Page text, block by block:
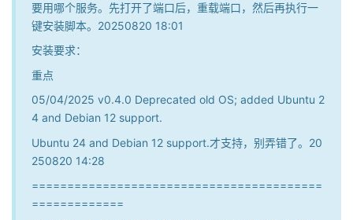
要用哪个服务。先打开了端口后，重载端口，然后再执行一
键安装脚本。20250820 18:01
安装要求：
重点
05/04/2025 v0.4.0 Deprecated old OS; added Ubuntu 2
4 and Debian 12 support.
Ubuntu 24 and Debian 12 support.才支持，别弄错了。20
250820 14:28
=========================================
=============